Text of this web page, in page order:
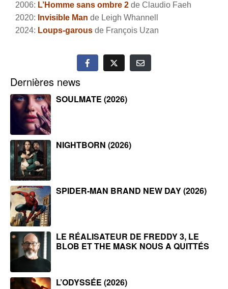
2006: L’Homme sans ombre 2 de Claudio Faeh
2020: Invisible Man de Leigh Whannell
2024: Loups-garous de François Uzan
Dernières news
SOULMATE (2026)
NIGHTBORN (2026)
SPIDER-MAN BRAND NEW DAY (2026)
LE RÉALISATEUR DE FREDDY 3, LE
BLOB ET THE MASK NOUS A QUITTÉS
L’ODYSSÉE (2026)